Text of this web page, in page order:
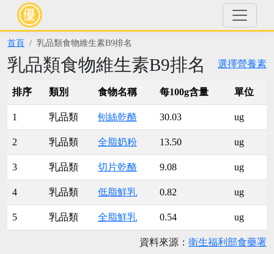
首頁 乳品類食物維生素B9排名
選擇營養素
乳品類食物維生素B9排名
排序 類別 食物名稱 每100g含量 單位
1 乳品類 刨絲乾酪 30.03 ug
2 乳品類 全脂奶粉 13.50 ug
3 乳品類 切片乾酪 9.08 ug
4 乳品類 低脂鮮乳 0.82 ug
5 乳品類 全脂鮮乳 0.54 ug
資料來源： 衛生福利部食藥署